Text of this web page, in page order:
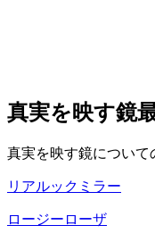
真実を映す鏡
真実を映す鏡について
リアルックミラー
ロージーローザ